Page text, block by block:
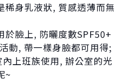
稀身乳液狀, 質感透薄而無
於臉上, 防曬度數SPF50+
動, 帶一樣身臉都可用得;
上班族使用, 辦公室的光
~